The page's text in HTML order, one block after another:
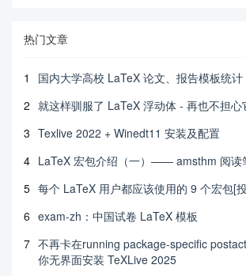
热门文章
1
国内大学高校 LaTeX 论文、报告模板统计
2 就这样驯服了 LaTeX 浮动体 - 再也不担心
3 Texlive 2022 + Winedt11 安装及配置
4 LaTeX 宏包介绍（一）—— amsthm 阅读
5 每个 LaTeX 用户都应该使用的 9 个宏包[
6 exam-zh：中国试卷 LaTeX 模板
7 不再卡在running package-specific
你无界面安装 TeXLive 2025